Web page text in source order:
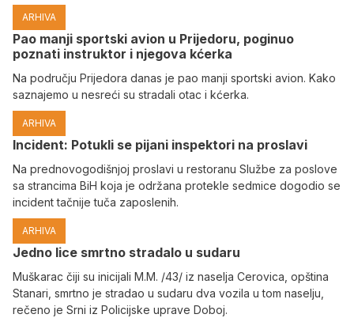
ARHIVA
Pao manji sportski avion u Prijedoru, poginuo
poznati instruktor i njegova kćerka
Na području Prijedora danas je pao manji sportski avion. Kako
saznajemo u nesreći su stradali otac i kćerka.
ARHIVA
Incident: Potukli se pijani inspektori na proslavi
Na prednovogodišnjoj proslavi u restoranu Službe za poslove
sa strancima BiH koja je održana protekle sedmice dogodio se
incident tačnije tuča zaposlenih.
ARHIVA
Јedno lice smrtno stradalo u sudaru
Muškarac čiji su inicijali M.M. /43/ iz naselja Cerovica, opština
Stanari, smrtno je stradao u sudaru dva vozila u tom naselju,
rečeno je Srni iz Policijske uprave Doboj.